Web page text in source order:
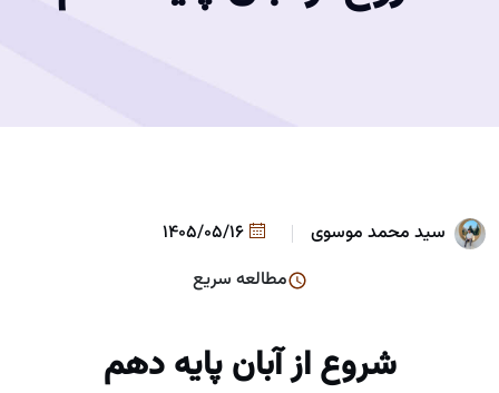
سید محمد موسوی
مطالعه سریع
شروع از آبان پایه دهم